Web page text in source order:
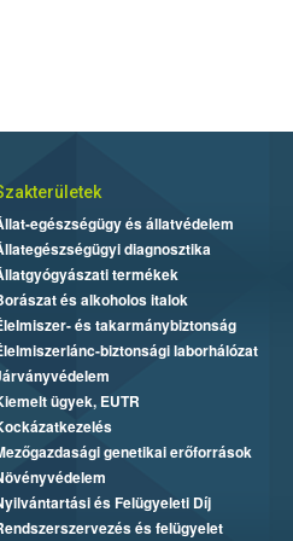
egészségügy és állatvédelem
diagnosztika
termékek
és alkoholos italok
és takarmánybiztonság
biztonsági laborhálózat
ügyek, EUTR
genetikai erőforrások
és Felügyeleti Díj
és felügyelet